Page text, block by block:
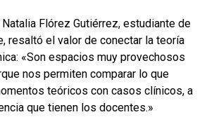
Natalia Flórez Gutiérrez, estudiante de
resaltó el valor de conectar la teoría
«Son espacios muy provechosos
nos permiten comparar lo que
teóricos con casos clínicos, a
que tienen los docentes.»